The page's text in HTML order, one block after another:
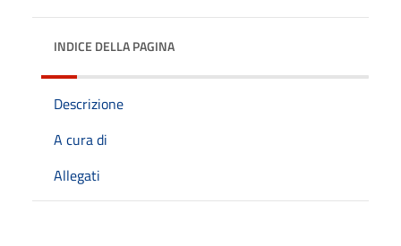
INDICE DELLA PAGINA
Descrizione
A cura di
Allegati